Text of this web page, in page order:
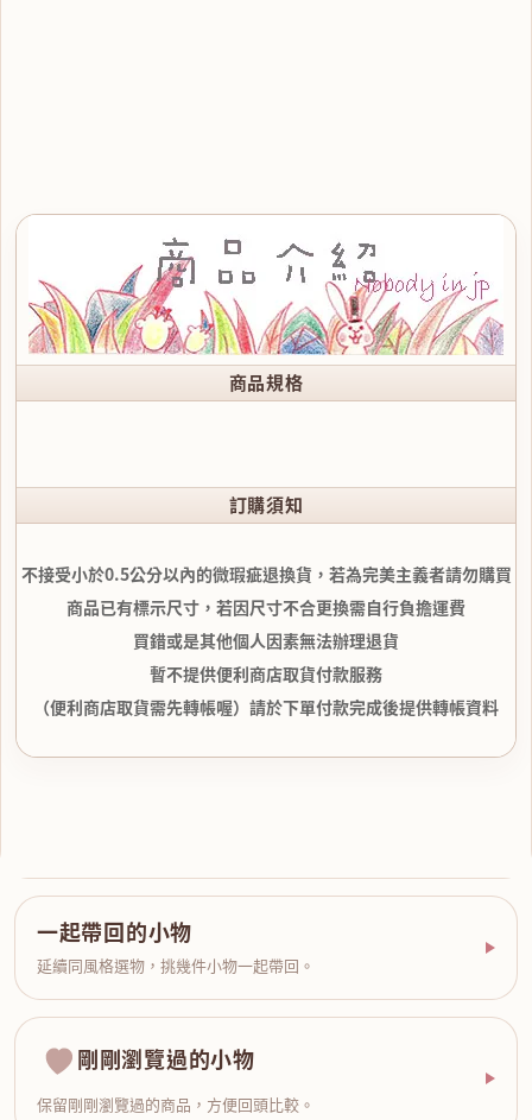
商品規格
訂購須知
不接受小於0.5公分以內的微瑕疵退換貨，若為完美主義者請勿購買
商品已有標示尺寸，若因尺寸不合更換需自行負擔運費
買錯或是其他個人因素無法辦理退貨
暫不提供便利商店取貨付款服務
（便利商店取貨需先轉帳喔）請於下單付款完成後提供轉帳資料
一起帶回的小物
延續同風格選物，挑幾件小物一起帶回。
剛剛瀏覽過的小物
保留剛剛瀏覽過的商品，方便回頭比較。